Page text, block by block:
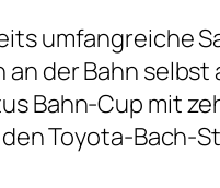
umfangreiche
der Bahn
Bahn-Cup mit
Toyota-Bach-